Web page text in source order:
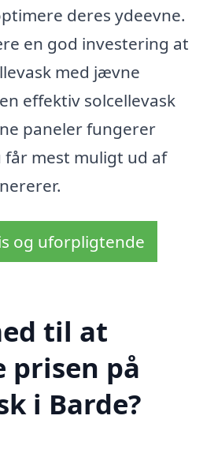
deres ydeevne.
en god investering at
med jævne
effektiv solcellevask
paneler fungerer
mest muligt ud af
og uforpligtende
til at
prisen på
i Barde?